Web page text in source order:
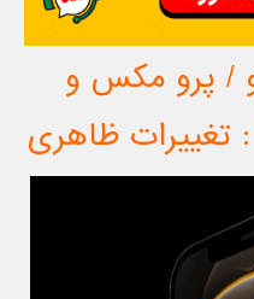
آیفون 12 پرو / پرو مکس و